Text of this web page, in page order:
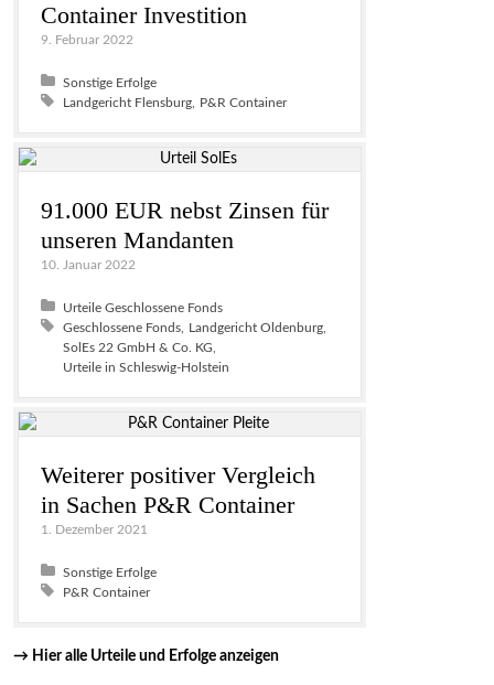
Container Investition
9. Februar 2022
Posted in:
Sonstige Erfolge
Tagged with:
Landgericht Flensburg P&R Container
91.000 EUR nebst Zinsen für
unseren Mandanten
10. Januar 2022
Posted in:
Urteile Geschlossene Fonds
Tagged with:
Geschlossene Fonds
Landgericht Oldenburg
SolEs 22 GmbH & Co. KG
Urteile in Schleswig-Holstein
Weiterer positiver Vergleich
in Sachen P&R Container
1. Dezember 2021
Posted in:
Sonstige Erfolge
Tagged with:
P&R Container
→ Hier alle Urteile und Erfolge anzeigen